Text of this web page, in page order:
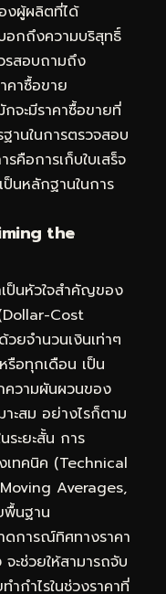
งผู้ผลิตที่ได้
อกถึงความบริสุทธิ์
สอบถามถึง
คาซื้อขาย
จะมีราคาซื้อขายที่
านในการตรวจสอบ
อการเก็บใบเสร็จ
ป็นหลักฐานในการ
the
เป็นหัวใจสำคัญของ
Cost
ยจำนวนเงินเท่าๆ
อทุกเดือน เป็น
ความผันผวนของ
าะสม อย่างไรก็ตาม
ระยะสั้น การ
เทคนิค (Technical
Averages,
พื้นฐาน
การณ์ทิศทางราคา
ะช่วยให้สามารถจับ
ำกำไรในช่วงราคาที่